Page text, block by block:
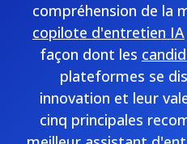
compréhension de la
copilote d'entretien IA
façon dont les
plateformes se
innovation et leur
cinq principales